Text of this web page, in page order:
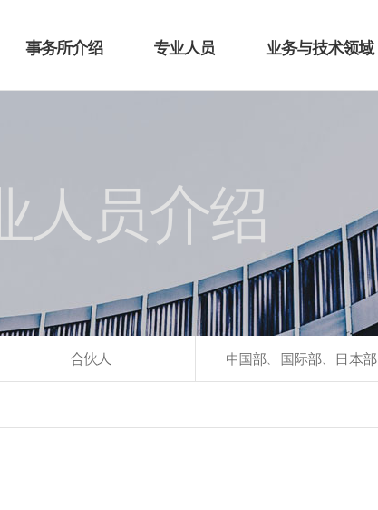
事务所介绍 专业人员 业务与技术领域
人员介绍
合伙人 中国部、国际部、日本部